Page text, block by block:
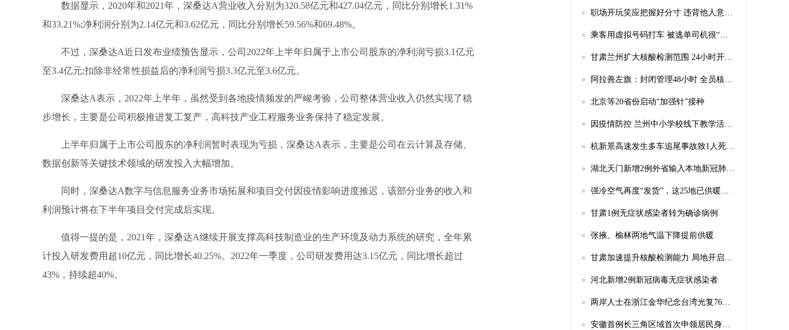
数据显示，2020年和2021年，深桑达A营业收入分别为320.58亿元和427.04亿元，同比分别增长1.31%
和33.21%;净利润分别为2.14亿元和3.62亿元，同比分别增长59.56%和69.48%。
不过，深桑达A近日发布业绩预告显示，公司2022年上半年归属于上市公司股东的净利润亏损3.1亿元
至3.4亿元;扣除非经常性损益后的净利润亏损3.3亿元至3.6亿元。
深桑达A表示，2022年上半年，虽然受到各地疫情频发的严峻考验，公司整体营业收入仍然实现了稳
步增长，主要是公司积极推进复工复产，高科技产业工程服务业务保持了稳定发展。
上半年归属于上市公司股东的净利润暂时表现为亏损，深桑达A表示，主要是公司在云计算及存储、
数据创新等关键技术领域的研发投入大幅增加。
同时，深桑达A数字与信息服务业务市场拓展和项目交付因疫情影响进度推迟，该部分业务的收入和
利润预计将在下半年项目交付完成后实现。
值得一提的是，2021年，深桑达A继续开展支撑高科技制造业的生产环境及动力系统的研究，全年累
计投入研发费用超10亿元，同比增长40.25%。2022年一季度，公司研发费用达3.15亿元，同比增长超过
43%，持续超40%。
职场开玩笑应把握好分寸 违背他人意愿要担法律责任
乘客用虚拟号码打车 被逃单司机很“受伤”
甘肃兰州扩大核酸检测范围 24小时开展检测工作
阿拉善左旗：封闭管理48小时 全员核酸检测
北京等20省份启动“加强针”接种
因疫情防控 兰州中小学校线下教学活动21日起停止
杭新景高速发生多车追尾事故致1人死亡2人重伤
湖北天门新增2例外省输入本地新冠肺炎确诊病例
强冷空气再度“发货”，这25地已供暖！你家热了吗
甘肃1例无症状感染者转为确诊病例
张掖、榆林两地气温下降提前供暖
甘肃加速提升核酸检测能力 局地开启第二轮检测
河北新增2例新冠病毒无症状感染者
两岸人士在浙江金华纪念台湾光复76周年
安徽首例长三角区域首次申领居民身份证“跨省通办”业务在合肥办理